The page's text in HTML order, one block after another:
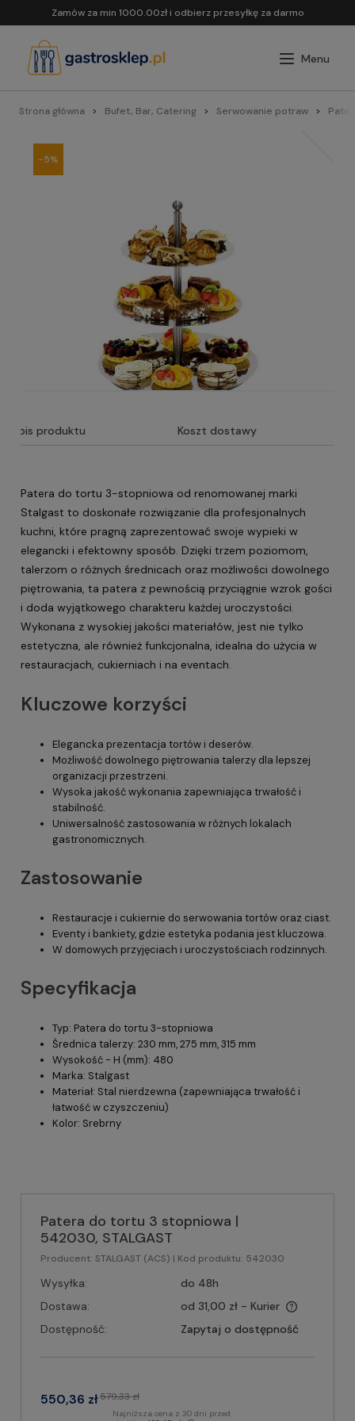
Zamów za min 1000.00zł i odbierz przesyłkę za darmo
Strona główna Bufet, Bar, Catering Serwowanie potraw
-5%
Opis produktu Koszt dostawy
Patera do tortu 3-stopniowa od renomowanej marki
Stalgast to doskonałe rozwiązanie dla profesjonalnych
kuchni, które pragną zaprezentować swoje wypieki w
elegancki i efektowny sposób. Dzięki trzem poziomom,
talerzom o różnych średnicach oraz możliwości dowolnego
piętrowania, ta patera z pewnością przyciągnie wzrok gości
i doda wyjątkowego charakteru każdej uroczystości.
Wykonana z wysokiej jakości materiałów, jest nie tylko
estetyczna, ale również funkcjonalna, idealna do użycia w
restauracjach, cukierniach i na eventach.
Kluczowe korzyści
Elegancka prezentacja tortów i deserów.
Możliwość dowolnego piętrowania talerzy dla lepszej
organizacji przestrzeni.
Wysoka jakość wykonania zapewniająca trwałość i
stabilność.
Uniwersalność zastosowania w różnych lokalach
gastronomicznych.
Zastosowanie
Restauracje i cukiernie do serwowania tortów oraz ciast.
Eventy i bankiety, gdzie estetyka podania jest kluczowa.
W domowych przyjęciach i uroczystościach rodzinnych.
Specyfikacja
Typ: Patera do tortu 3-stopniowa
Średnica talerzy: 230 mm, 275 mm, 315 mm
Wysokość - H (mm): 480
Marka: Stalgast
Materiał: Stal nierdzewna (zapewniająca trwałość i
łatwość w czyszczeniu)
Kolor: Srebrny
Patera do tortu 3 stopniowa |
542030, STALGAST
Producent: STALGAST (ACS) | Kod produktu: 542030
Wysyłka:
do 48h
Dostawa:
od 31,00 zł - Kurier
Dostępność:
Zapytaj o dostępność
550,36 zł579,33 zł
Najniższa cena z 30 dni przed